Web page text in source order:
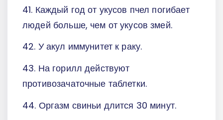
41. Каждый год от укусов пчел погибает
людей больше, чем от укусов змей.
42. У акул иммунитет к раку.
43. На горилл действуют
противозачаточные таблетки.
44. Оргазм свиньи длится 30 минут.